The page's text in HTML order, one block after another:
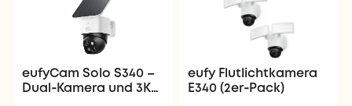
eufyCam Solo S340 –
Dual‑Kamera und 3K
eufy Flutlichtkamera
E340 (2er‑Pack)